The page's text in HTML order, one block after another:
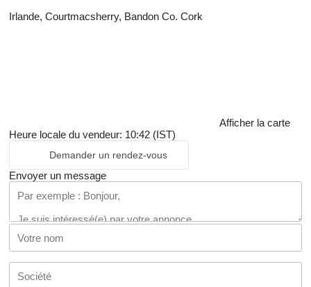
Irlande, Courtmacsherry, Bandon Co. Cork
Afficher la carte
Heure locale du vendeur: 10:42 (IST)
Demander un rendez-vous
Envoyer un message